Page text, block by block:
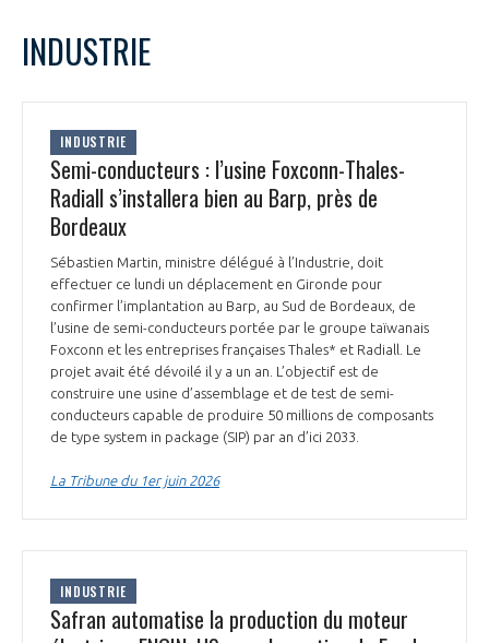
INDUSTRIE
INDUSTRIE
Semi-conducteurs : l’usine Foxconn-Thales-
Radiall s’installera bien au Barp, près de
Bordeaux
Sébastien Martin, ministre délégué à l’Industrie, doit
effectuer ce lundi un déplacement en Gironde pour
confirmer l’implantation au Barp, au Sud de Bordeaux, de
l’usine de semi-conducteurs portée par le groupe taïwanais
Foxconn et les entreprises françaises Thales* et Radiall. Le
projet avait été dévoilé il y a un an. L’objectif est de
construire une usine d’assemblage et de test de semi-
conducteurs capable de produire 50 millions de composants
de type system in package (SIP) par an d’ici 2033.
La Tribune du 1er juin 2026
INDUSTRIE
Safran automatise la production du moteur